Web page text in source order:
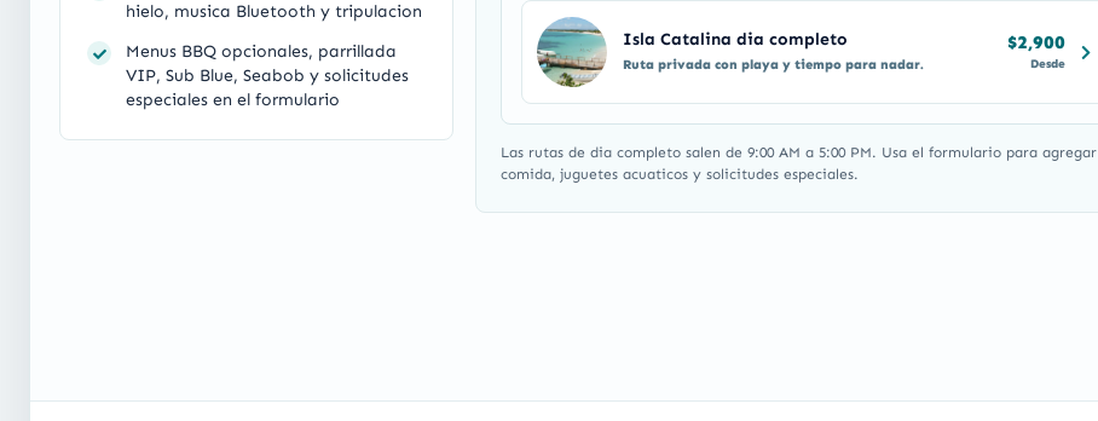
hielo, musica Bluetooth y tripulacion
Menus BBQ opcionales, parrillada
VIP, Sub Blue, Seabob y solicitudes
especiales en el formulario
Isla Catalina dia completo
Ruta privada con playa y tiempo para nadar.
$2,900
Desde
Las rutas de dia completo salen de 9:00 AM a 5:00 PM. Usa el formulario para agregar
comida, juguetes acuaticos y solicitudes especiales.